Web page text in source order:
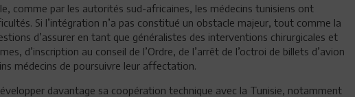
comme par les autorités sud-africaines, les médecins tunisiens ont
Si l’intégration n’a pas constitué un obstacle majeur, tout comme la
d’assurer en tant que généralistes des interventions chirurgicales et
d’inscription au conseil de l’Ordre, de l’arrêt de l’octroi de billets d’avion
médecins de poursuivre leur affectation.
davantage sa coopération technique avec la Tunisie, notamment